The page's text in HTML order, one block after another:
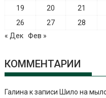
19
20 21
26
27 28
« Дек Фев »
КОММЕНТАРИИ
Галина к записи Шило на